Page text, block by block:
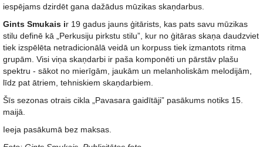
iespējams dzirdēt gana dažādus mūzikas skaņdarbus.
Gints Smukais ir 19 gadus jauns ģitārists, kas pats savu mūzikas
stilu definē kā „Perkusiju pirkstu stilu”, kur no ģitāras skaņa daudzviet
tiek izspēlēta netradicionālā veidā un korpuss tiek izmantots ritma
grupām. Visi viņa skaņdarbi ir paša komponēti un pārstāv plašu
spektru - sākot no mierīgām, jaukām un melanholiskām melodijām,
līdz pat ātriem, tehniskiem skaņdarbiem.
Šīs sezonas otrais cikla „Pavasara gaidītāji” pasākums notiks 15.
maijā.
Ieeja pasākumā bez maksas.